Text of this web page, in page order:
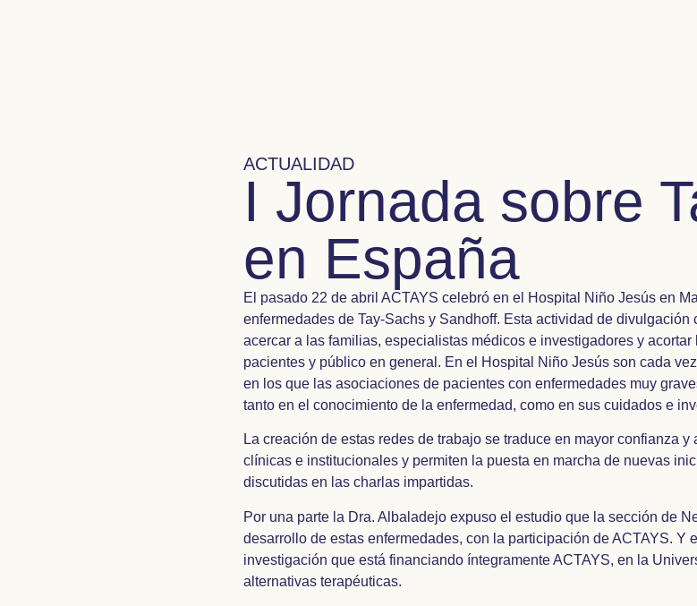
ACTUALIDAD
I Jornada sobre
en España
El pasado 22 de abril ACTAYS celebró en el Hospital Niño Jesús en
enfermedades de Tay-Sachs y Sandhoff. Esta actividad de
acercar a las familias, especialistas médicos e investigadores y
pacientes y público en general. En el Hospital Niño Jesús son cada
en los que las asociaciones de pacientes con enfermedades muy
tanto en el conocimiento de la enfermedad, como en sus cuidados e
La creación de estas redes de trabajo se traduce en mayor confianza
clínicas e institucionales y permiten la puesta en marcha de nuevas
discutidas en las charlas impartidas.
Por una parte la Dra. Albaladejo expuso el estudio que la sección de
desarrollo de estas enfermedades, con la participación de ACTAYS. Y
investigación que está financiando íntegramente ACTAYS, en la
alternativas terapéuticas.